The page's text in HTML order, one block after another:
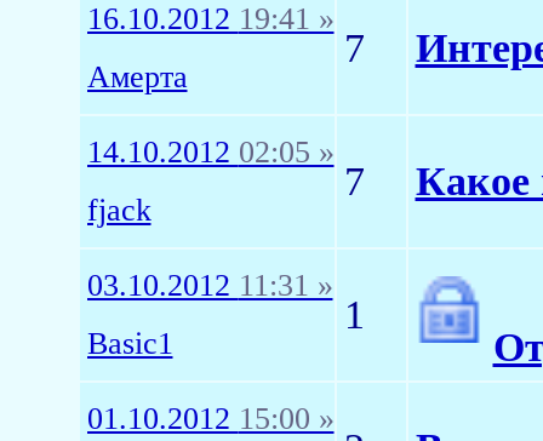
16.10.2012 19:41 »
Амерта
7
14.10.2012 02:05 »
fjack
7 Какое
03.10.2012 11:31 »
Basic1
1
01.10.2012 15:00 »